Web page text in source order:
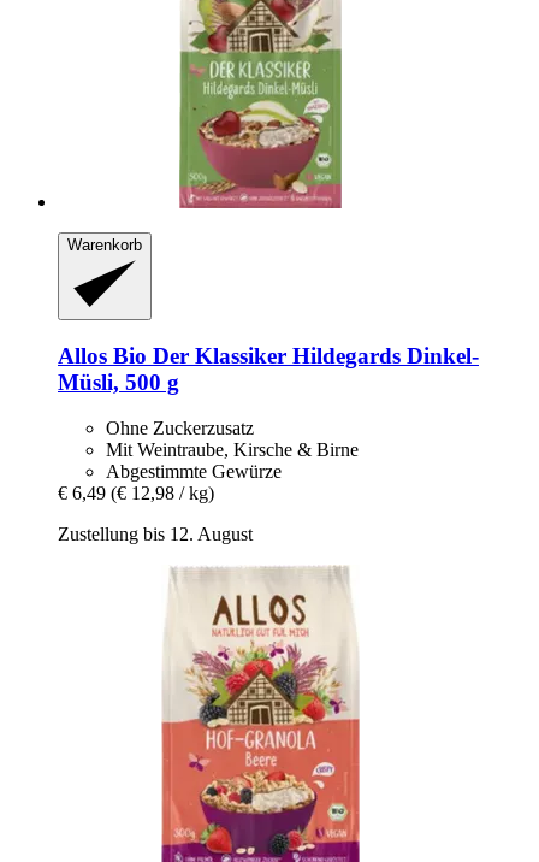
Warenkorb
Allos Bio Der Klassiker Hildegards Dinkel-​
Müsli, 500 g
Ohne Zuckerzusatz
Mit Weintraube, Kirsche & Birne
Abgestimmte Gewürze
€ 6,49 (€ 12,98 / kg)
Zustellung bis 12. August